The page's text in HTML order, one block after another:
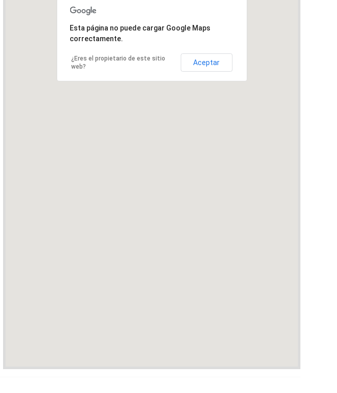
Esta página no puede cargar Google Maps
correctamente.
¿Eres el propietario de este sitio
web?
Aceptar